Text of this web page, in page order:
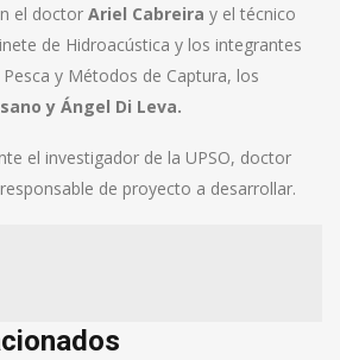
el doctor Ariel Cabreira y el técnico
de Hidroacústica y los integrantes
y Métodos de Captura, los
y Ángel Di Leva.
el investigador de la UPSO, doctor
de proyecto a desarrollar.